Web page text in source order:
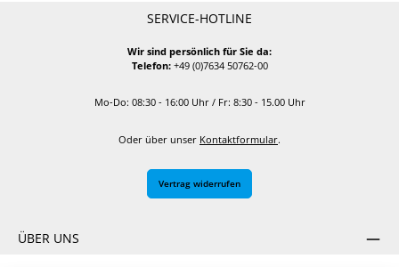
SERVICE-HOTLINE
Wir sind persönlich für Sie da:
Telefon:+49 (0)7634 50762-00
Mo-Do: 08:30 - 16:00 Uhr / Fr: 8:30 - 15.00 Uhr
Oder über unser Kontaktformular.
Vertrag widerrufen
ÜBER UNS